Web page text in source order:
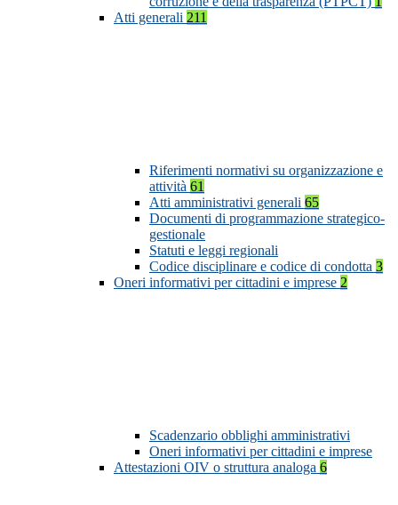
Atti generali 211
Riferimenti normativi su organizzazione e
attività 61
Atti amministrativi generali 65
Documenti di programmazione strategico-
gestionale
Statuti e leggi regionali
Codice disciplinare e codice di condotta 3
Oneri informativi per cittadini e imprese 2
Scadenzario obblighi amministrativi
Oneri informativi per cittadini e imprese
Attestazioni OIV o struttura analoga 6